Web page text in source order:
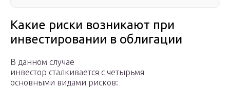
Какие риски возникают при
инвестировании в облигации
В данном случае
инвестор сталкивается с четырьмя
основными видами рисков: